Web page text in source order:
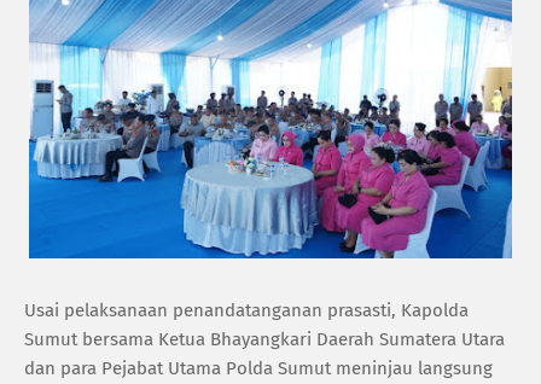
‎Usai pelaksanaan penandatanganan prasasti, Kapolda
Sumut bersama Ketua Bhayangkari Daerah Sumatera Utara
dan para Pejabat Utama Polda Sumut meninjau langsung